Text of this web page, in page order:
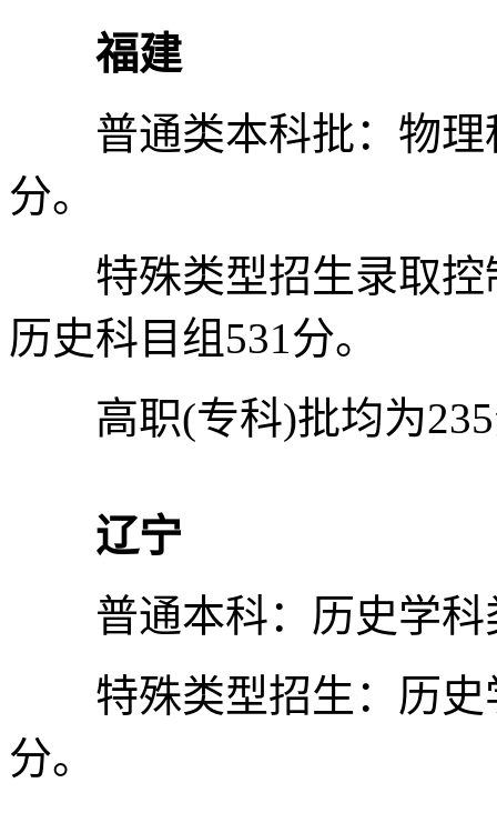
福建
普通类本科批：物理
分。
特殊类型招生录取控
历史科目组531分。
高职(专科)批均为235
辽宁
普通本科：历史学科
特殊类型招生：历史
分。